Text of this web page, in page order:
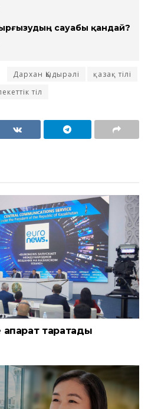
сауабы қандай?
Дархан Қыдырәлі
қазақ тілі
тіл
ақпарат таратады